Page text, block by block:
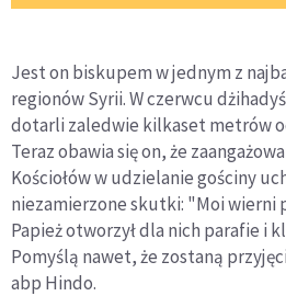
Jest on biskupem w jednym z
regionów Syrii. W czerwcu
dotarli zaledwie kilkaset metrów
Teraz obawia się on, że
Kościołów w udzielanie gościny
niezamierzone skutki: "Moi wierni
Papież otworzył dla nich parafie i
Pomyślą nawet, że zostaną
abp Hindo.